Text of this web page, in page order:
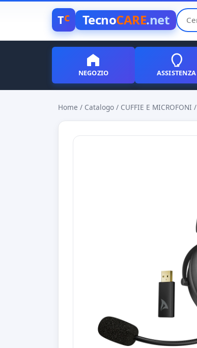
Tc TecnoCARE.net
NEGOZIO ASSISTENZA
Home / Catalogo / CUFFIE E MICROFONI /